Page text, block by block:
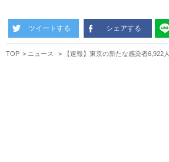
ツイートする シェアする
TOP ニュース 【速報】東京の新たな感染者6,922人